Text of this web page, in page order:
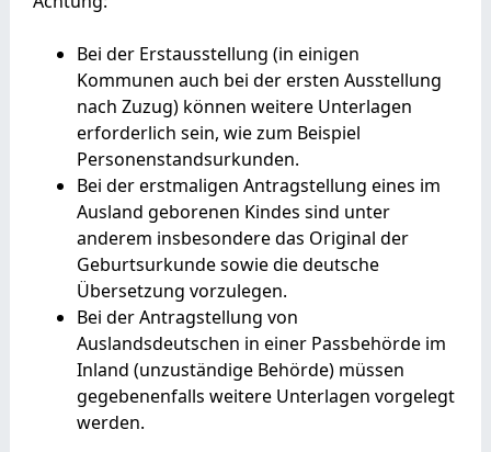
Bei der Erstausstellung (in einigen
Kommunen auch bei der ersten Ausstellung
nach Zuzug) können weitere Unterlagen
erforderlich sein, wie zum Beispiel
Personenstandsurkunden.
Bei der erstmaligen Antragstellung eines im
Ausland geborenen Kindes sind unter
anderem insbesondere das Original der
Geburtsurkunde sowie die deutsche
Übersetzung vorzulegen.
Bei der Antragstellung von
Auslandsdeutschen in einer Passbehörde im
Inland (unzuständige Behörde) müssen
gegebenenfalls weitere Unterlagen vorgelegt
werden.